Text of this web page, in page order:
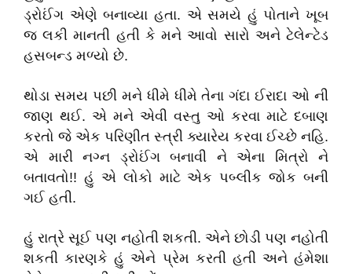
ડ્રોઈંગ એણે બનાવ્યા હતા. એ સમયે હું પોતાને ખૂબ
જ લકી માનતી હતી કે મને આવો સારો અને ટેલેન્ટેડ
હસબન્ડ મળ્યો છે.
થોડા સમય પછી મને ધીમે ધીમે તેના ગંદા ઈરાદા ઓ ની
જાણ થઈ. એ મને એવી વસ્તુ ઓ કરવા માટે દબાણ
કરતો જે એક પરિણીત સ્ત્રી ક્યારેય કરવા ઈચ્છે નહિ.
એ મારી નગ્ન ડ્રોઈંગ બનાવી ને એના મિત્રો ને
બતાવતો!! હું એ લોકો માટે એક પબ્લીક જોક બની
ગઈ હતી.
હું રાત્રે સૂઈ પણ નહોતી શકતી. એને છોડી પણ નહોતી
શકતી કારણકે હું એને પ્રેમ કરતી હતી અને હંમેશા